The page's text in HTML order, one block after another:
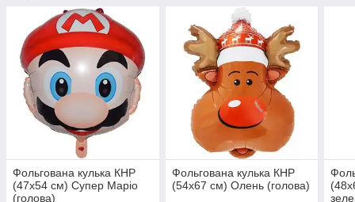
Фольгована кулька КНР
(47х54 см) Супер Маріо
(голова)
Фольгована кулька КНР
(54х67 см) Олень (голова)